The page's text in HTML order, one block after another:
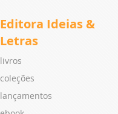
Editora Ideias &
Letras
livros
coleções
lançamentos